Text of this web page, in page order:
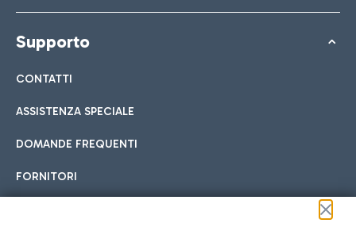
Supporto
CONTATTI
ASSISTENZA SPECIALE
DOMANDE FREQUENTI
FORNITORI